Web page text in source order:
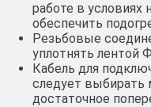
работе в условиях
обеспечить
Резьбовые
уплотнять лентой
Кабель для
следует
достаточное